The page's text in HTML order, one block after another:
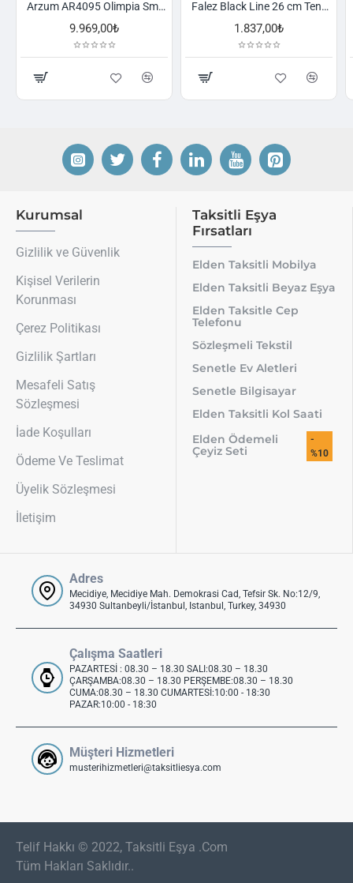
1.837,00₺ 2.521,00₺
Kurumsal
Gizlilik ve Güvenlik
Kişisel Verilerin
Korunması
Çerez Politikası
Gizlilik Şartları
Mesafeli Satış
Sözleşmesi
İade Koşulları
Ödeme Ve Teslimat
Üyelik Sözleşmesi
İletişim
Taksitli Eşya
Fırsatları
Elden Taksitli Mobilya
Elden Taksitli Beyaz Eşya
Elden Taksitle Cep
Telefonu
Sözleşmeli Tekstil
Senetle Ev Aletleri
Senetle Bilgisayar
Elden Taksitli Kol Saati
Elden Ödemeli
Çeyiz Seti
-
%10
Adres
Mecidiye, Mecidiye Mah. Demokrasi Cad, Tefsir Sk. No:12/9,
34930 Sultanbeyli/İstanbul, Istanbul, Turkey, 34930
Çalışma Saatleri
PAZARTESİ : 08.30 – 18.30 SALI:08.30 – 18.30
ÇARŞAMBA:08.30 – 18.30 PERŞEMBE:08.30 – 18.30
CUMA:08.30 – 18.30 CUMARTESİ:10:00 - 18:30
PAZAR:10:00 - 18:30
Müşteri Hizmetleri
musterihizmetleri@taksitliesya.com
Telif Hakkı © 2022, Taksitli Eşya .Com
Tüm Hakları Saklıdır..